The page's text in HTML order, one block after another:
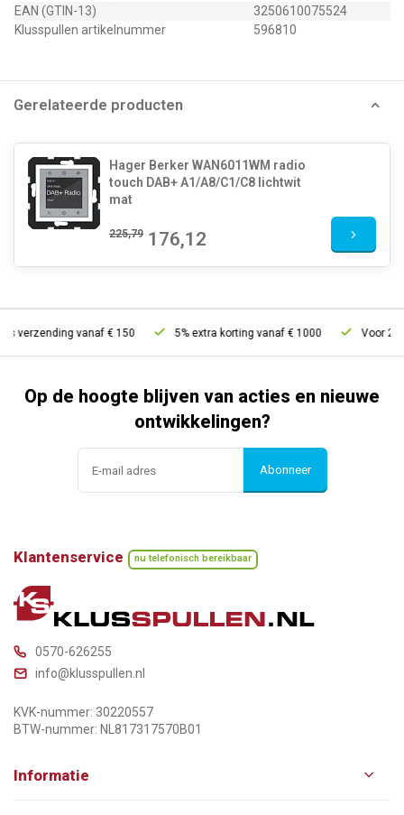
EAN (GTIN-13)
3250610075524
Klusspullen artikelnummer
596810
Gerelateerde producten
Hager Berker WAN6011WM radio
touch DAB+ A1/A8/C1/C8 lichtwit
mat
225,79 176,12
verzending vanaf € 150 5% extra korting vanaf € 1000 Voor 21u
Op de hoogte blijven van acties en nieuwe
ontwikkelingen?
Abonneer
Klantenservice nu telefonisch bereikbaar
0570-626255
info@klusspullen.nl
KVK-nummer: 30220557
BTW-nummer: NL817317570B01
Informatie